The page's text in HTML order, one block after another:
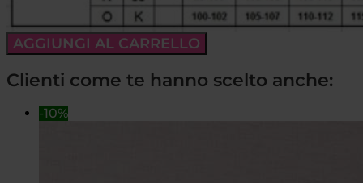
AGGIUNGI AL CARRELLO
Clienti come te hanno scelto anche:
-10%